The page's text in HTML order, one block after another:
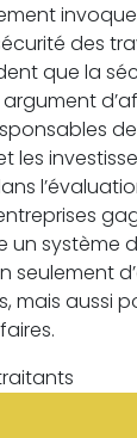
des
que la
les
un système
mais aussi